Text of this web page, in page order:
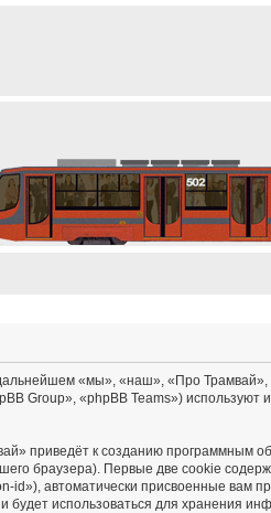
«мы», «наш», «Про Трамвай»,
Group», «phpBB Teams»)
приведёт к созданию программным
браузера). Первые две cookie
автоматически присвоенные вам
использоваться для хранения